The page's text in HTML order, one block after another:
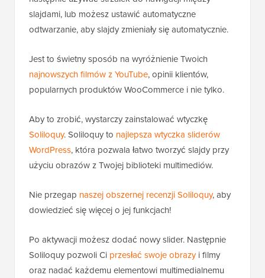
slajdami, lub możesz ustawić automatyczne
odtwarzanie, aby slajdy zmieniały się automatycznie.
Jest to świetny sposób na wyróżnienie Twoich
najnowszych filmów z YouTube, opinii klientów,
popularnych produktów WooCommerce i nie tylko.
Aby to zrobić, wystarczy zainstalować wtyczkę
Soliloquy. Soliloquy to najlepsza wtyczka sliderów
WordPress, która pozwala łatwo tworzyć slajdy przy
użyciu obrazów z Twojej biblioteki multimediów.
Nie przegap naszej obszernej recenzji Soliloquy, aby
dowiedzieć się więcej o jej funkcjach!
Po aktywacji możesz dodać nowy slider. Następnie
Soliloquy pozwoli Ci przesłać swoje obrazyi filmy
oraz nadać każdemu elementowi multimedialnemu